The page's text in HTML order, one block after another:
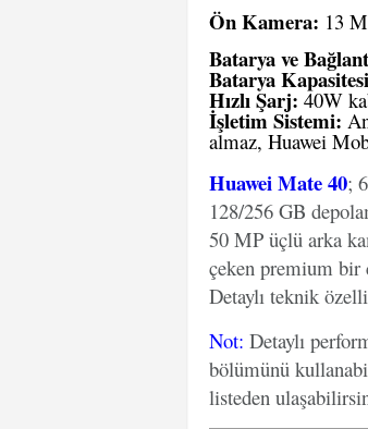
Ön Kamera: 13
Batarya ve
Batarya
Hızlı Şarj: 40W
İşletim Sistemi:
almaz, Huawei
Huawei Mate 40;
128/256 GB
50 MP üçlü arka
çeken premium bir
Detaylı teknik
Not: Detaylı
bölümünü
listeden